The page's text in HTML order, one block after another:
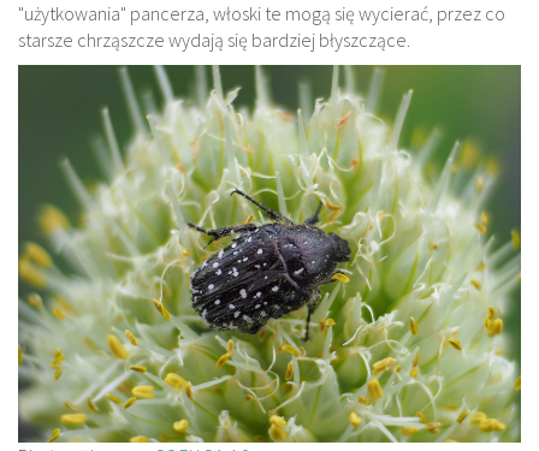
"użytkowania" pancerza, włoski te mogą się wycierać, przez co
starsze chrząszcze wydają się bardziej błyszczące.